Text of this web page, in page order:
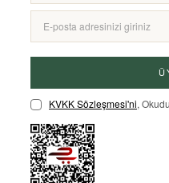
KVKK Sözleşmesi'ni,